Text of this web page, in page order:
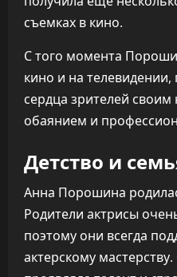
съемках в кино.
С того момента
кино и на
сердца зрителей
обаянием и
Детство и
Анна Порошина
Родители актрисы
поэтому они всегда
актерскому